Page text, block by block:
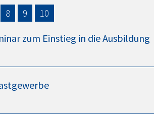
8 9 10
zum Einstieg in die Ausbildung